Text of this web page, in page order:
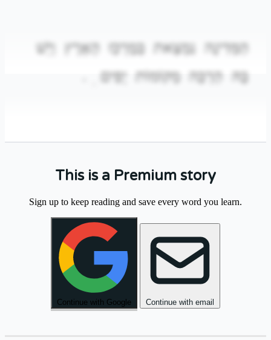
הַמְּדִינָה נִמְצֵאת בְּמֶרְכַּז הָאָרֶץ
וְיֵשׁ
בָּהּ הַרְבֵּה מְקוֹמוֹת יָפִים
בַּבֹּקֶר הָלַכְנוּ לַשּׁוּק הַגָּדוֹל וְקָנִינוּ
פֵּרוֹת טְרִיִּים .
.
This is a Premium story
Sign up to keep reading and save every word you learn.
Continue with Google Continue with email